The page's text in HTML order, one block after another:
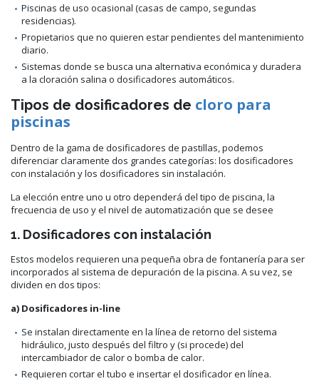
Piscinas de uso ocasional (casas de campo, segundas
residencias).
Propietarios que no quieren estar pendientes del mantenimiento
diario.
Sistemas donde se busca una alternativa económica y duradera
a la cloración salina o dosificadores automáticos.
Tipos de dosificadores de cloro para
piscinas
Dentro de la gama de dosificadores de pastillas, podemos
diferenciar claramente dos grandes categorías: los dosificadores
con instalación y los dosificadores sin instalación.
La elección entre uno u otro dependerá del tipo de piscina, la
frecuencia de uso y el nivel de automatización que se desee
1. Dosificadores con instalación
Estos modelos requieren una pequeña obra de fontanería para ser
incorporados al sistema de depuración de la piscina. A su vez, se
dividen en dos tipos:
a) Dosificadores in-line
Se instalan directamente en la línea de retorno del sistema
hidráulico, justo después del filtro y (si procede) del
intercambiador de calor o bomba de calor.
Requieren cortar el tubo e insertar el dosificador en línea.